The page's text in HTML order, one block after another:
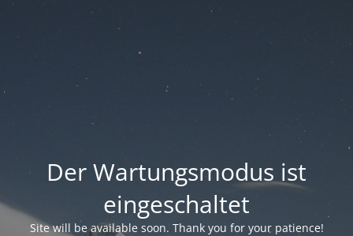
Der Wartungsmodus ist
eingeschaltet
Site will be available soon. Thank you for your patience!